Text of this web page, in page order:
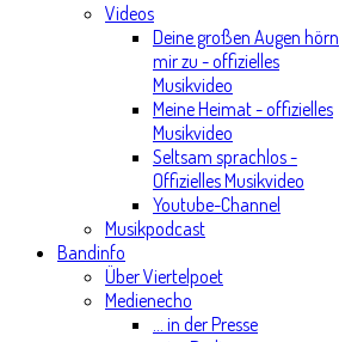
Videos
Deine großen Augen hörn
mir zu - offizielles
Musikvideo
Meine Heimat - offizielles
Musikvideo
Seltsam sprachlos -
Offizielles Musikvideo
Youtube-Channel
Musikpodcast
Bandinfo
Über Viertelpoet
Medienecho
... in der Presse